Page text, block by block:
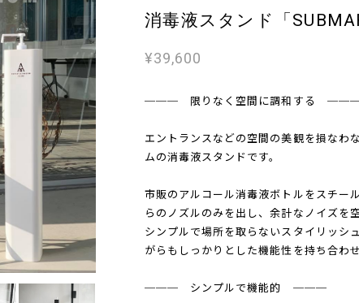
消毒液スタンド「
¥39,600
─── 限りなく空間に調和する
エントランスなどの空間の美観を損なわ
ムの消毒液スタンドです。
市販のアルコール消毒液ボトルをスチー
らのノズルのみを出し、余計なノイズを
シンプルで場所を取らないスタイリッシ
がらもしっかりとした機能性を持ち合わせ
─── シンプルで機能的 ───